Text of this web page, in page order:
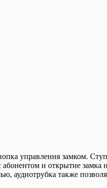
управления замком.
и открытие замка
аудиотрубка также